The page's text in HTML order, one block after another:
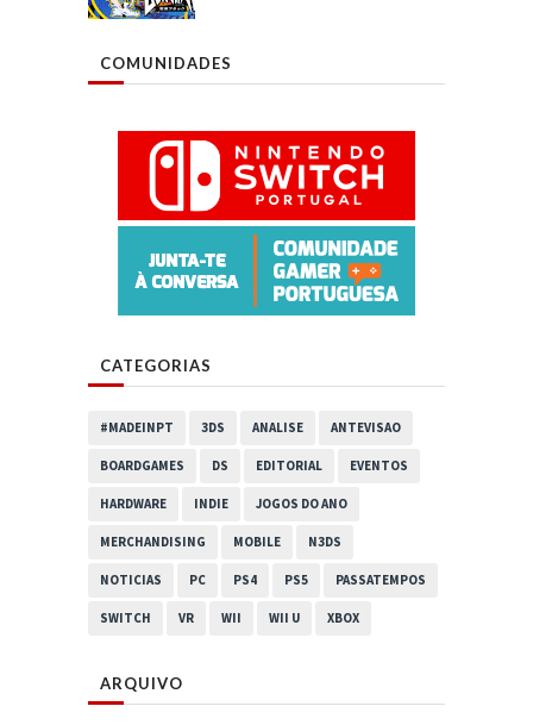
COMUNIDADES
CATEGORIAS
#MADEINPT 3DS ANALISE ANTEVISAO
BOARDGAMES DS EDITORIAL EVENTOS
HARDWARE INDIE JOGOS DO ANO
MERCHANDISING MOBILE N3DS
NOTICIAS PC PS4 PS5 PASSATEMPOS
SWITCH VR WII WII U XBOX
ARQUIVO